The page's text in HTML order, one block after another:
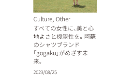
Culture, Other
すべての女性に、美と心
地よさと機能性を。阿蘇
のシャツブランド
「gogaku」がめざす未
来。
2023/08/25